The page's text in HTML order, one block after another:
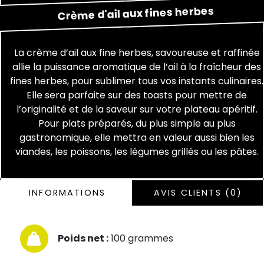
Crèmed'ailauxfinesherbes
La crème d’ail aux fine herbes, savoureuse et raffinée
allie la puissance aromatique de l’ail à la fraîcheur des
fines herbes, pour sublimer tous vos instants culinaires.
Elle sera parfaite sur des toasts pour mettre de
l’originalité et de la saveur sur votre plateau apéritif.
Pour plats préparés, du plus simple au plus
gastronomique, elle mettra en valeur aussi bien les
viandes, les poissons, les légumes grillés ou les pâtes.
INFORMATIONS AVIS CLIENTS (0)
Poids net :100 grammes